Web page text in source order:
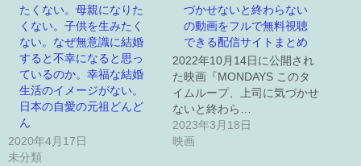
たくない。母親になりた
くない。子供を生みたく
ない。なぜ無意識に結婚
すると不幸になると思っ
ているのか。幸福な結婚
生活のイメージがない。
日本の自愛の元祖どんど
ん
2020年4月17日
未分類
づかせないと終わらない
の動画をフルで無料視聴
できる配信サイトまとめ
2022年10月14日に公開され
た映画『MONDAYS このタ
イムループ、上司に気づかせ
ないと終わら…
2023年3月18日
映画